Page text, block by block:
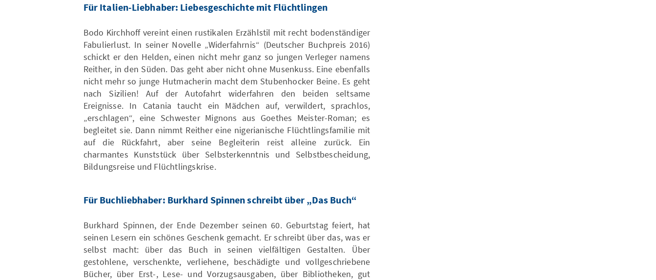
Für Italien-Liebhaber: Liebesgeschichte mit Flüchtlingen
Bodo Kirchhoff vereint einen rustikalen Erzählstil mit recht bodenständiger
Fabulierlust. In seiner Novelle „Widerfahrnis“ (Deutscher Buchpreis 2016)
schickt er den Helden, einen nicht mehr ganz so jungen Verleger namens
Reither, in den Süden. Das geht aber nicht ohne Musenkuss. Eine ebenfalls
nicht mehr so junge Hutmacherin macht dem Stubenhocker Beine. Es geht
nach Sizilien! Auf der Autofahrt widerfahren den beiden seltsame
Ereignisse. In Catania taucht ein Mädchen auf, verwildert, sprachlos,
„erschlagen“, eine Schwester Mignons aus Goethes Meister-Roman; es
begleitet sie. Dann nimmt Reither eine nigerianische Flüchtlingsfamilie mit
auf die Rückfahrt, aber seine Begleiterin reist alleine zurück. Ein
charmantes Kunststück über Selbsterkenntnis und Selbstbescheidung,
Bildungsreise und Flüchtlingskrise.
Für Buchliebhaber: Burkhard Spinnen schreibt über „Das Buch“
Burkhard Spinnen, der Ende Dezember seinen 60. Geburtstag feiert, hat
seinen Lesern ein schönes Geschenk gemacht. Er schreibt über das, was er
selbst macht: über das Buch in seinen vielfältigen Gestalten. Über
gestohlene, verschenkte, verliehene, beschädigte und vollgeschriebene
Bücher, über Erst-, Lese- und Vorzugsausgaben, über Bibliotheken, gut